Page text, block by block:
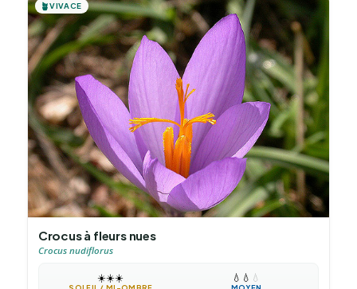
🪴VIVACE
Crocus à fleurs nues
Crocus nudiflorus
☀️☀️☀️ 💧 💧 💧